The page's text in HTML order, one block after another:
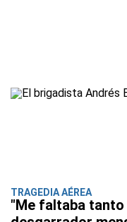
TRAGEDIA AÉREA
"Me faltaba tanto